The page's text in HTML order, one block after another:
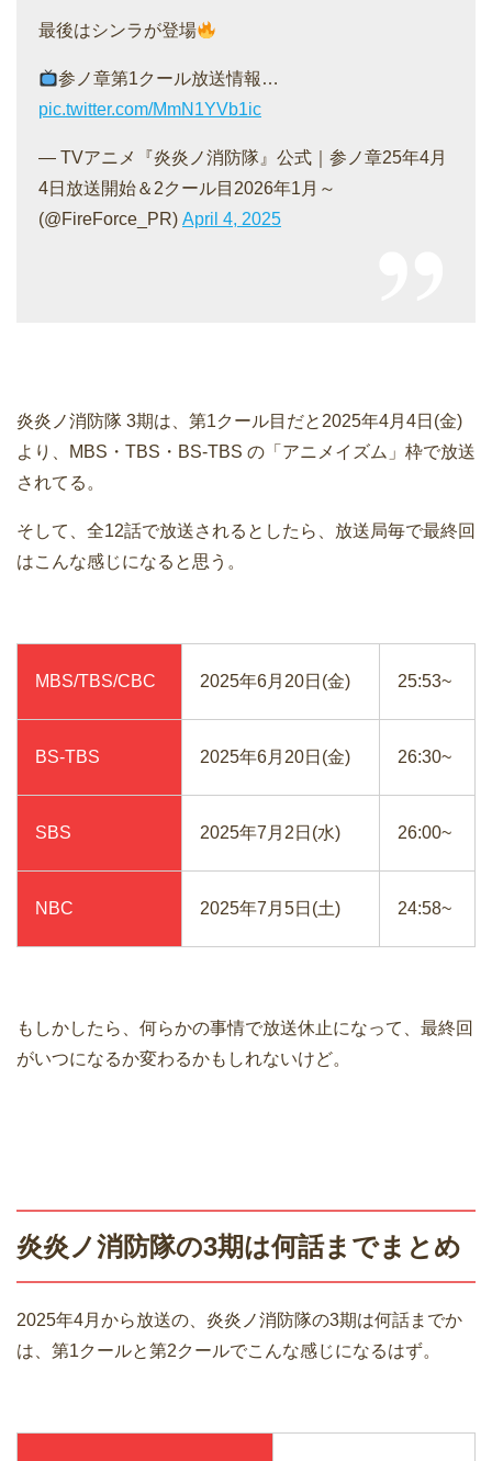
最後はシンラが登場
参ノ章第1クール放送情報…
pic.twitter.com/MmN1YVb1ic
— TVアニメ『炎炎ノ消防隊』公式｜参ノ章25年4月
4日放送開始＆2クール目2026年1月～
(@FireForce_PR) April 4, 2025
炎炎ノ消防隊 3期は、第1クール目だと2025年4月4日(金)
より、MBS・TBS・BS-TBS の「アニメイズム」枠で放送
されてる。
そして、全12話で放送されるとしたら、放送局毎で最終回
はこんな感じになると思う。
MBS/TBS/CBC 2025年6月20日(金) 25:53~
BS-TBS 2025年6月20日(金) 26:30~
SBS 2025年7月2日(水) 26:00~
NBC 2025年7月5日(土) 24:58~
もしかしたら、何らかの事情で放送休止になって、最終回
がいつになるか変わるかもしれないけど。
炎炎ノ消防隊の3期は何話までまとめ
2025年4月から放送の、炎炎ノ消防隊の3期は何話までか
は、第1クールと第2クールでこんな感じになるはず。